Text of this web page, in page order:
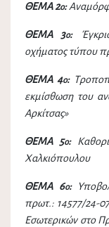
ΘΕΜΑ 2ο:
ΘΕΜΑ 3ο:
οχήματος τύπου
ΘΕΜΑ 4ο:
εκμίσθωση του
Αρκίτσας»
ΘΕΜΑ 5ο:
Χαλκιόπουλου
ΘΕΜΑ 6ο:
πρωτ.: 14577/24-
Εσωτερικών στο